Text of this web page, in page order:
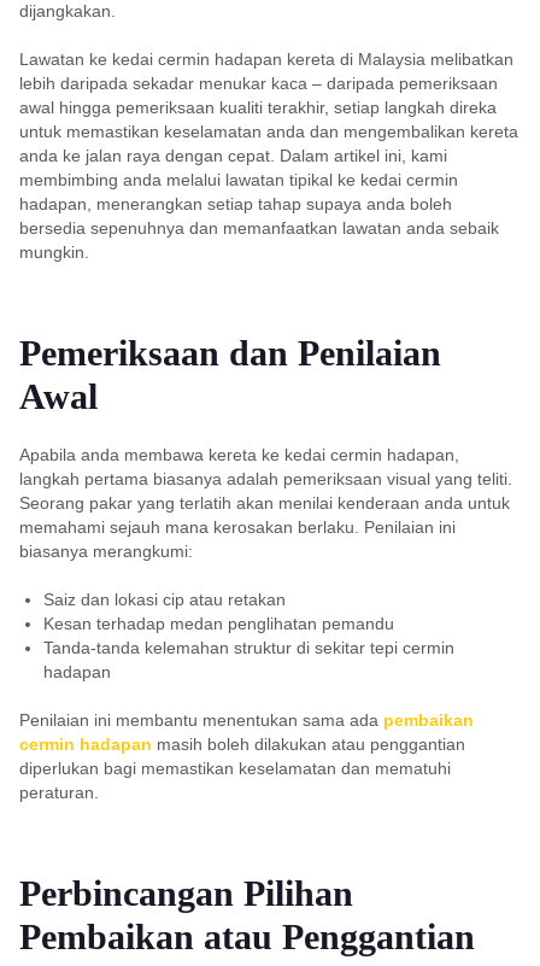
dijangkakan.
Lawatan ke kedai cermin hadapan kereta di Malaysia melibatkan
lebih daripada sekadar menukar kaca – daripada pemeriksaan
awal hingga pemeriksaan kualiti terakhir, setiap langkah direka
untuk memastikan keselamatan anda dan mengembalikan kereta
anda ke jalan raya dengan cepat. Dalam artikel ini, kami
membimbing anda melalui lawatan tipikal ke kedai cermin
hadapan, menerangkan setiap tahap supaya anda boleh
bersedia sepenuhnya dan memanfaatkan lawatan anda sebaik
mungkin.
Pemeriksaan dan Penilaian
Awal
Apabila anda membawa kereta ke kedai cermin hadapan,
langkah pertama biasanya adalah pemeriksaan visual yang teliti.
Seorang pakar yang terlatih akan menilai kenderaan anda untuk
memahami sejauh mana kerosakan berlaku. Penilaian ini
biasanya merangkumi:
Saiz dan lokasi cip atau retakan
Kesan terhadap medan penglihatan pemandu
Tanda-tanda kelemahan struktur di sekitar tepi cermin
hadapan
Penilaian ini membantu menentukan sama ada pembaikan
cermin hadapan masih boleh dilakukan atau penggantian
diperlukan bagi memastikan keselamatan dan mematuhi
peraturan.
Perbincangan Pilihan
Pembaikan atau Penggantian